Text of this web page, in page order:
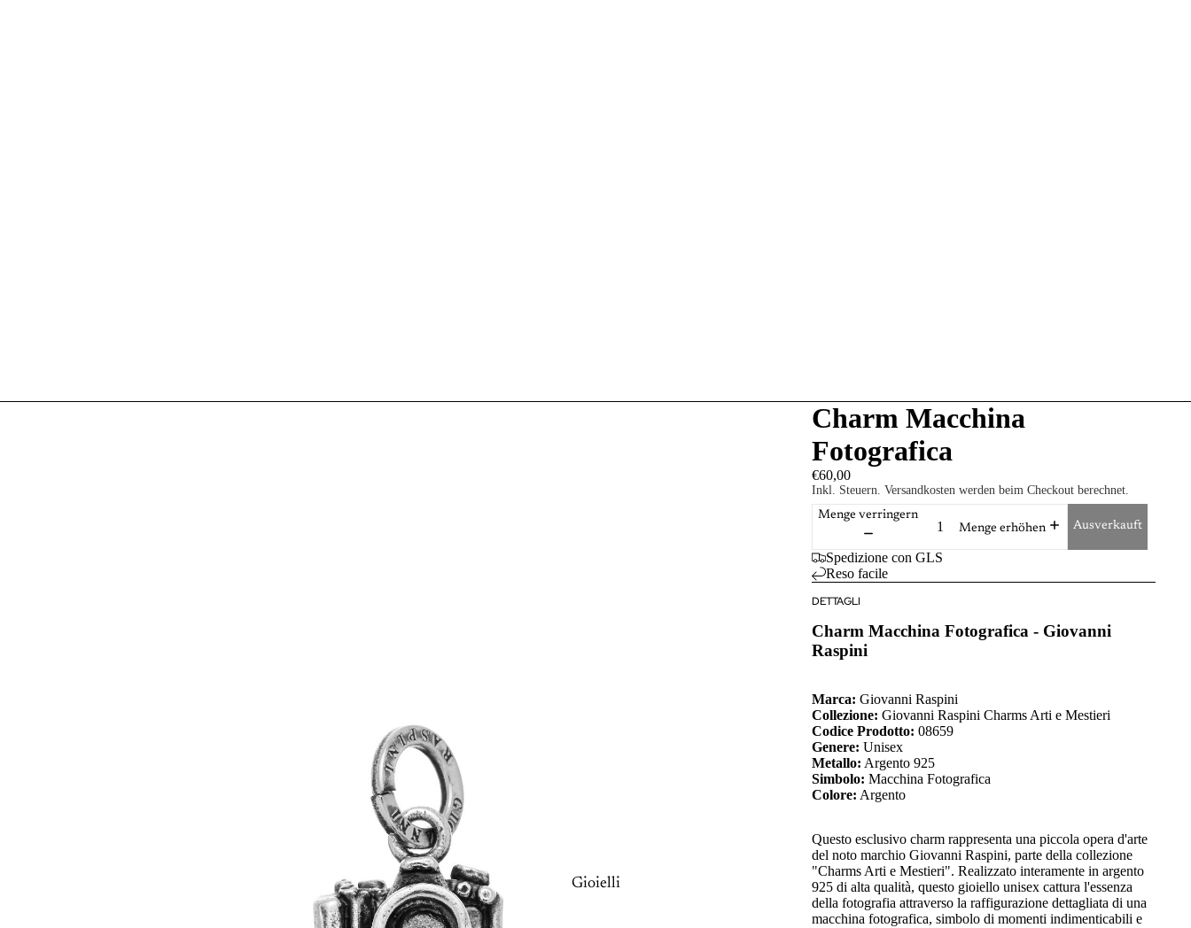
Gioielli
Charm Macchina
Fotografica
€60,00
Inkl. Steuern. Versandkosten werden beim Checkout berechnet.
Menge verringern
Menge erhöhen
Ausverkauft
Spedizione con GLS
Reso facile
DETTAGLI
Charm Macchina Fotografica - Giovanni
Raspini
Marca: Giovanni Raspini
Collezione: Giovanni Raspini Charms Arti e Mestieri
Codice Prodotto: 08659
Genere: Unisex
Metallo: Argento 925
Simbolo: Macchina Fotografica
Colore: Argento
Questo esclusivo charm rappresenta una piccola opera d'arte
del noto marchio Giovanni Raspini, parte della collezione
"Charms Arti e Mestieri". Realizzato interamente in argento
925 di alta qualità, questo gioiello unisex cattura l'essenza
della fotografia attraverso la raffigurazione dettagliata di una
macchina fotografica, simbolo di momenti indimenticabili e